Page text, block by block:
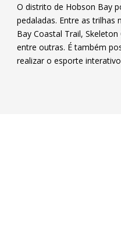
O distrito de Hobson Bay
pedaladas. Entre as trilhas
Bay Coastal Trail,
entre outras. É também
realizar o esporte